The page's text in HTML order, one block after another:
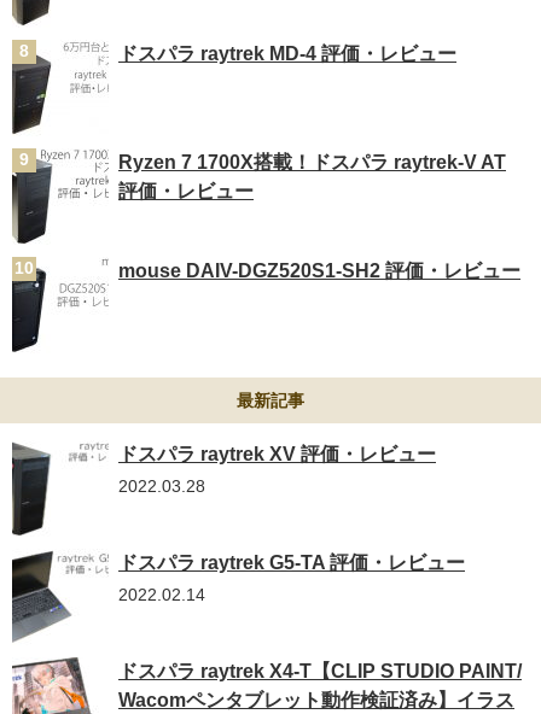
ドスパラ raytrek MD-4 評価・レビュー
Ryzen 7 1700X搭載！ドスパラ raytrek-V AT
評価・レビュー
mouse DAIV-DGZ520S1-SH2 評価・レビュー
最新記事
ドスパラ raytrek XV 評価・レビュー
2022.03.28
ドスパラ raytrek G5-TA 評価・レビュー
2022.02.14
ドスパラ raytrek X4-T【CLIP STUDIO PAINT/
Wacomペンタブレット動作検証済み】イラス